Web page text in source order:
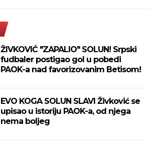
ŽIVKOVIĆ "ZAPALIO" SOLUN! Srpski
fudbaler postigao gol u pobedi
PAOK-a nad favorizovanim Betisom!
EVO KOGA SOLUN SLAVI Živković se
upisao u istoriju PAOK-a, od njega
nema boljeg